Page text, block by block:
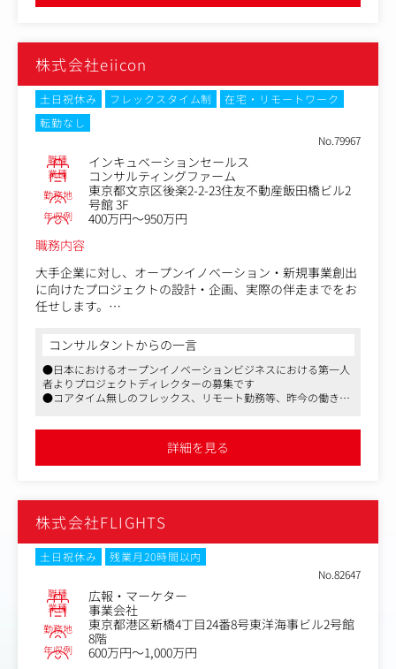
・アプローチ先の選定とリスト管理
・テレマーケティング業務に付随する各種処理（数値管
理、行動計画、メール送付等）
株式会社eiicon
土日祝休み フレックスタイム制
在宅・リモートワーク
転勤なし
No.79967
職種 インキュベーションセールス
業種 コンサルティングファーム
勤務地
東京都文京区後楽2-2-23住友不動産飯田橋ビル2
号館 3F
年収例
400万円～950万円
職務内容
大手企業に対し、オープンイノベーション・新規事業創出
に向けたプロジェクトの設計・企画、実際の伴走までをお
任せします。
・企業の新規事業戦略に合わせた最適なオープンイノベー
ション戦略の立案
・事業領域にマッチする企業の紹介と、チームアップ、採
択基準の策定と整理
・ゼロイチの事業創出までの伴走支援
【仕事内容（変更の範囲）】無
コンサルタントからの一言
●日本におけるオープンイノベーションビジネスにおける第一人
者よりプロジェクトディレクターの募集です
●コアタイム無しのフレックス、リモート勤務等、昨今の働き方
●社風はスタートアップならではのチャレンジングな環境がある
一方で、パーソルグループの安定したバックアップもあります
詳細を見る
株式会社FLIGHTS
土日祝休み
残業月20時間以内
No.82647
職種 広報・マーケター
業種 事業会社
勤務地
東京都港区新橋4丁目24番8号東洋海事ビル2号館
8階
年収例
600万円～1,000万円